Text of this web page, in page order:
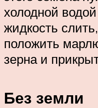
холодной
жидкость
положить
зерна и
Без земли